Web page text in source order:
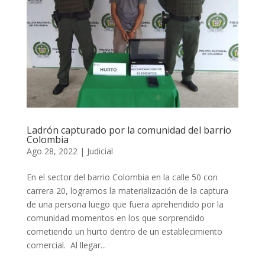
Ladrón capturado por la comunidad del barrio
Colombia
Ago 28, 2022| Judicial
En el sector del barrio Colombia en la calle 50 con
carrera 20, logramos la materialización de la captura
de una persona luego que fuera aprehendido por la
comunidad momentos en los que sorprendido
cometiendo un hurto dentro de un establecimiento
comercial. Al llegar...